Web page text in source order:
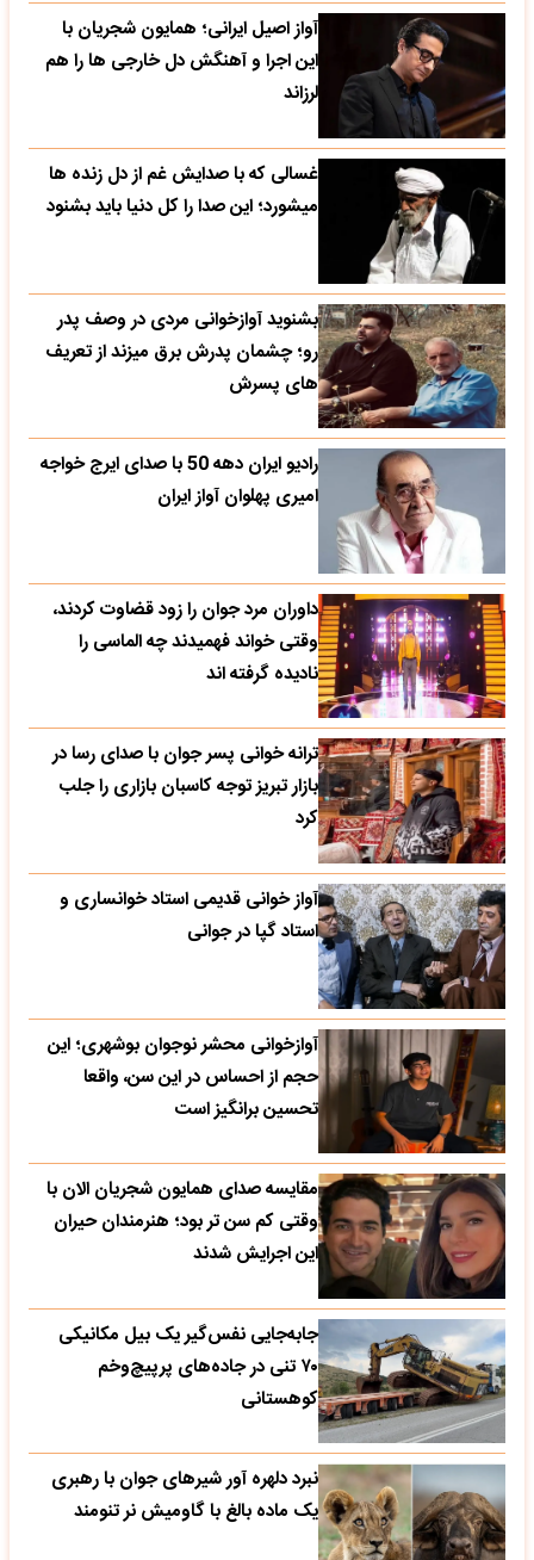
آواز اصیل ایرانی؛ همایون شجریان با
این اجرا و آهنگش دل خارجی ها را هم
لرزاند
غسالی که با صدایش غم از دل زنده ها
میشورد؛ این صدا را کل دنیا باید بشنود
بشنوید آوازخوانی مردی در وصف پدر
رو؛ چشمان پدرش برق میزند از تعریف
های پسرش
رادیو ایران دهه 50 با صدای ایرج خواجه
امیری پهلوان آواز ایران
داوران مرد جوان را زود قضاوت کردند،
وقتی خواند فهمیدند چه الماسی را
نادیده گرفته اند
ترانه خوانی پسر جوان با صدای رسا در
بازار تبریز توجه کاسبان بازاری را جلب
کرد
آواز خوانی قدیمی استاد خوانساری و
استاد گپا در جوانی
آوازخوانی محشر نوجوان بوشهری؛ این
حجم از احساس در این سن، واقعا
تحسین‌ برانگیز است
مقایسه صدای همایون شجریان الان با
وقتی کم سن تر بود؛ هنرمندان حیران
این اجرایش شدند
جابه‌جایی نفس‌گیر یک بیل مکانیکی
۷۰ تنی در جاده‌های پرپیچ‌وخم
کوهستانی
نبرد دلهره آور شیرهای جوان با رهبری
یک ماده بالغ با گاومیش نر تنومند